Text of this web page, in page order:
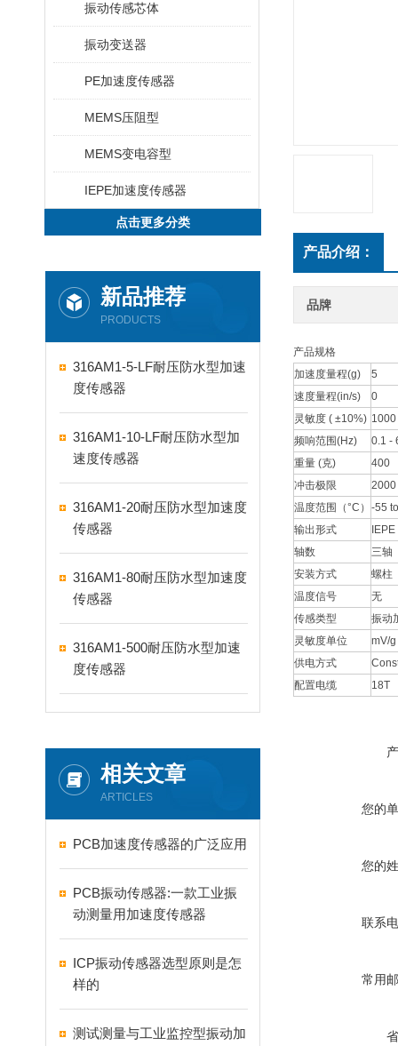
振动传感芯体
振动变送器
PE加速度传感器
MEMS压阻型
MEMS变电容型
IEPE加速度传感器
点击更多分类
新品推荐
PRODUCTS
316AM1-5-LF耐压防水型加速
度传感器
316AM1-10-LF耐压防水型加
速度传感器
316AM1-20耐压防水型加速度
传感器
316AM1-80耐压防水型加速度
传感器
316AM1-500耐压防水型加速
度传感器
相关文章
ARTICLES
PCB加速度传感器的广泛应用
PCB振动传感器:一款工业振
动测量用加速度传感器
ICP振动传感器选型原则是怎
样的
测试测量与工业监控型振动加
产品介绍：
品牌
产品规格
加速度量程(g)
5
速度量程(in/s)
0
灵敏度 ( ±10%) 1000
频响范围(Hz)
0.1 -
重量 (克)
400
冲击极限
2000
温度范围（°C） -55
输出形式
IEPE
轴数
三轴
安装方式
螺柱
温度信号
无
传感类型
振动
灵敏度单位
mV/g
供电方式
配置电缆
18T
您的
您的
联系
常用